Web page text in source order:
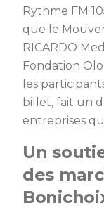
Rythme FM
que le
RICARDO
Fondation
les
billet, fait un
entreprises
Un
des